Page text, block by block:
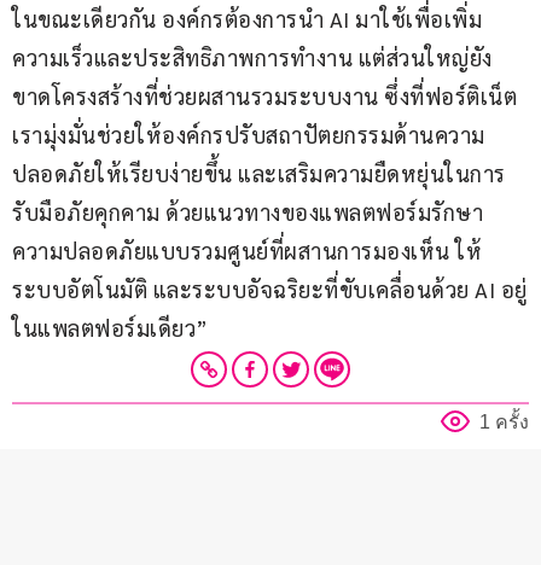
ในขณะเดียวกัน องค์กรต้องการนำ AI มาใช้เพื่อเพิ่ม
ความเร็วและประสิทธิภาพการทำงาน แต่ส่วนใหญ่ยัง
ขาดโครงสร้างที่ช่วยผสานรวมระบบงาน ซึ่งที่ฟอร์ติเน็ต
เรามุ่งมั่นช่วยให้องค์กรปรับสถาปัตยกรรมด้านความ
ปลอดภัยให้เรียบง่ายขึ้น และเสริมความยืดหยุ่นในการ
รับมือภัยคุกคาม ด้วยแนวทางของแพลตฟอร์มรักษา
ความปลอดภัยแบบรวมศูนย์ที่ผสานการมองเห็น ให้
ระบบอัตโนมัติ และระบบอัจฉริยะที่ขับเคลื่อนด้วย AI อยู่
ในแพลตฟอร์มเดียว”
1 ครั้ง